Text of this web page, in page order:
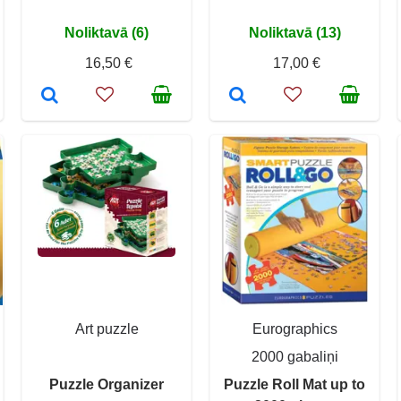
Noliktavā (6)
16,50 €
Noliktavā (13)
17,00 €
Art puzzle
Puzzle Organizer
Eurographics
2000 gabaliņi
Puzzle Roll Mat up to